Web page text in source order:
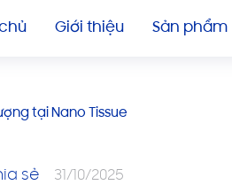
Giới thiệu Sản phẩm
tại Nano Tissue
sẻ 31/10/2025